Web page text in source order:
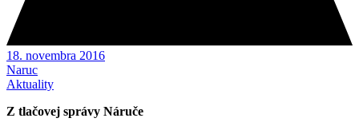
18. novembra 2016
Naruc
Aktuality
Z tlačovej správy Náruče